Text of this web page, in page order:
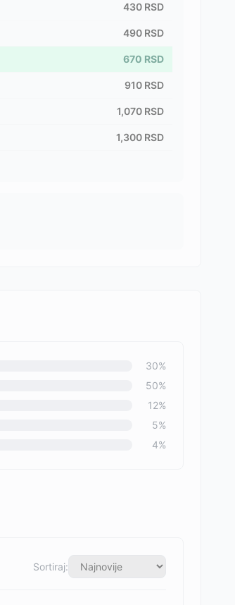
430 RSD
490 RSD
670 RSD
910 RSD
1,070 RSD
1,300 RSD
30%
50%
12%
5%
4%
Sortiraj: